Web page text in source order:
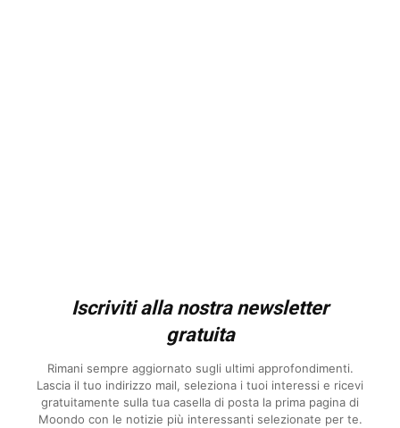
Iscriviti alla nostra newsletter
gratuita
Rimani sempre aggiornato sugli ultimi approfondimenti.
Lascia il tuo indirizzo mail, seleziona i tuoi interessi e ricevi
gratuitamente sulla tua casella di posta la prima pagina di
Moondo con le notizie più interessanti selezionate per te.